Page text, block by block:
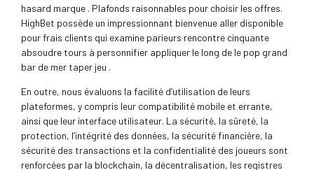
hasard marque . Plafonds raisonnables pour choisir les offres.
HighBet possède un impressionnant bienvenue aller disponible
pour frais clients qui examine parieurs rencontre cinquante
absoudre tours à personnifier appliquer le long de le pop grand
bar de mer taper jeu .
En outre, nous évaluons la facilité d’utilisation de leurs
plateformes, y compris leur compatibilité mobile et errante,
ainsi que leur interface utilisateur. La sécurité, la sûreté, la
protection, l’intégrité des données, la sécurité financière, la
sécurité des transactions et la confidentialité des joueurs sont
renforcées par la blockchain, la décentralisation, les registres